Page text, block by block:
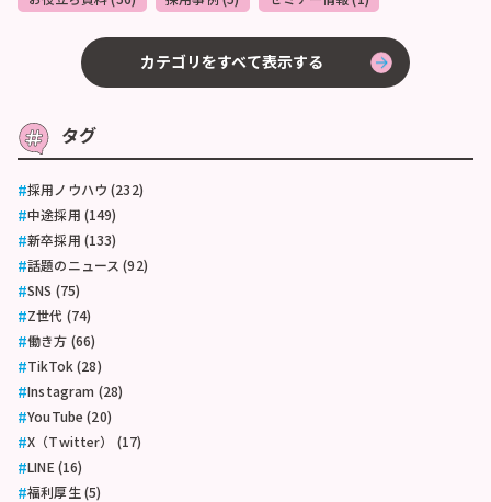
カテゴリをすべて表示する
タグ
採用ノウハウ (232)
中途採用 (149)
新卒採用 (133)
話題のニュース (92)
SNS (75)
Z世代 (74)
働き方 (66)
TikTok (28)
Instagram (28)
YouTube (20)
X（Twitter） (17)
LINE (16)
福利厚生 (5)